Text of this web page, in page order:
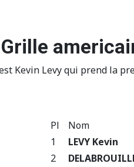
Kevin Levy qui prend la
Pl
Nom
1
LEVY Kevin
2